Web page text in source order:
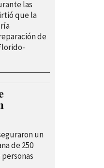
las
que la
de
un
de 250